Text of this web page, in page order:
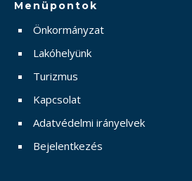
Menüpontok
Önkormányzat
Lakóhelyünk
Turizmus
Kapcsolat
Adatvédelmi irányelvek
Bejelentkezés